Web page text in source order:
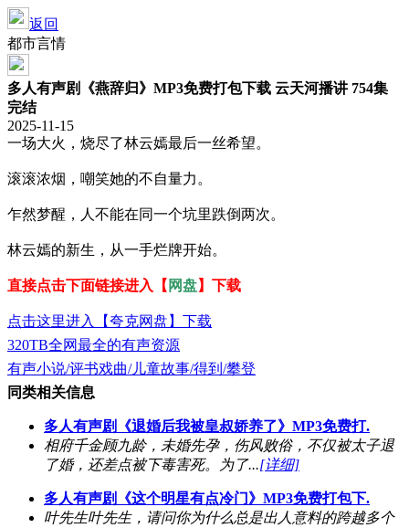
返回
都市言情
多人有声剧《燕辞归》MP3免费打包下载 云天河播讲 754集
完结
2025-11-15
一场大火，烧尽了林云嫣最后一丝希望。
滚滚浓烟，嘲笑她的不自量力。
乍然梦醒，人不能在同一个坑里跌倒两次。
林云嫣的新生，从一手烂牌开始。
直接点击下面链接进入【 网盘】下载
点击这里进入【夸克网盘】下载
320TB全网最全的有声资源
有声小说/评书戏曲/儿童故事/得到/攀登
同类相关信息
多人有声剧《退婚后我被皇叔娇养了》MP3免费打.
相府千金顾九龄，未婚先孕，伤风败俗，不仅被太子退
了婚，还差点被下毒害死。为了...[详细]
多人有声剧《这个明星有点冷门》MP3免费打包下.
叶先生叶先生，请问你为什么总是出人意料的跨越多个